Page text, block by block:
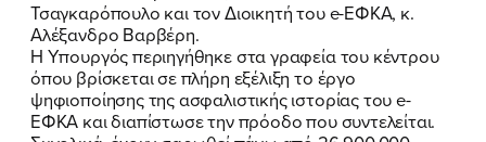
Τσαγκαρόπουλο και τον Διοικητή του e-ΕΦΚΑ, κ.
Αλέξανδρο Βαρβέρη.
Η Υπουργός περιηγήθηκε στα γραφεία του κέντρου
όπου βρίσκεται σε πλήρη εξέλιξη το έργο
ψηφιοποίησης της ασφαλιστικής ιστορίας του e-
ΕΦΚΑ και διαπίστωσε την πρόοδο που συντελείται.
ΥΠΟΒΟΛΗ
ΥΠΟΒΟΛΗ